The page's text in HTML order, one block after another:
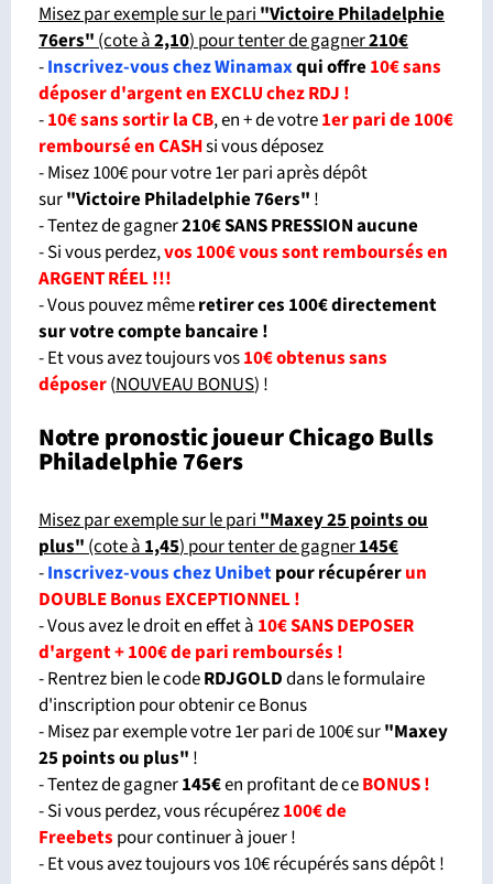
Misez par exemple sur le pari"Victoire Philadelphie
76ers"(cote à2,10) pour tenter de gagner210€
-Inscrivez-vous chez Winamaxqui offre10€ sans
déposer d'argent en EXCLU chez RDJ !
-10€ sans sortir la CB, en + de votre1er pari de 100€
remboursé en CASHsi vous déposez
- Misez 100€ pour votre 1er pari après dépôt
sur"Victoire Philadelphie 76ers" !
- Tentez de gagner210€ SANS PRESSION aucune
- Si vous perdez,vos 100€ vous sont remboursés en
ARGENT RÉEL !!!
- Vous pouvez mêmeretirer ces 100€ directement
sur votre compte bancaire !
- Et vous avez toujours vos10€ obtenus sans
déposer(NOUVEAU BONUS) !
Notre pronostic joueur Chicago Bulls
Philadelphie 76ers
Misez par exemple sur le pari"Maxey 25 points ou
plus"(cote à1,45) pour tenter de gagner145€
-Inscrivez-vous chez Unibetpour récupérerun
DOUBLE Bonus EXCEPTIONNEL !
- Vous avez le droit en effet à 10€ SANS DEPOSER
d'argent + 100€ de pari remboursés !
- Rentrez bien le codeRDJGOLDdans le formulaire
d'inscription pour obtenir ce Bonus
- Misez par exemple votre 1er pari de 100€ sur"Maxey
25 points ou plus" !
- Tentez de gagner145€en profitant de ceBONUS !
- Si vous perdez, vous récupérez100€ de
Freebets pour continuer à jouer !
- Et vous avez toujours vos 10€ récupérés sans dépôt !